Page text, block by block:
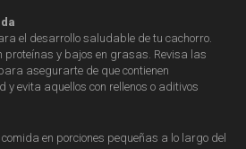
el desarrollo saludable de tu cachorro.
proteínas y bajos en grasas. Revisa las
asegurarte de que contienen
evita aquellos con rellenos o aditivos
en porciones pequeñas a lo largo del